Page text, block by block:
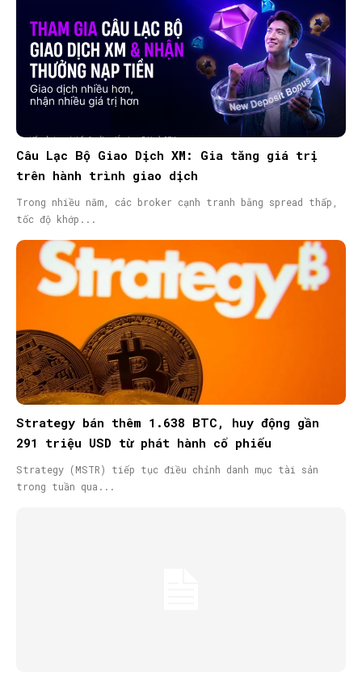
Câu Lạc Bộ Giao Dịch XM: Gia tăng giá trị
trên hành trình giao dịch
Trong nhiều năm, các broker cạnh tranh bằng spread thấp,
tốc độ khớp...
Strategy bán thêm 1.638 BTC, huy động gần
291 triệu USD từ phát hành cổ phiếu
Strategy (MSTR) tiếp tục điều chỉnh danh mục tài sản
trong tuần qua...